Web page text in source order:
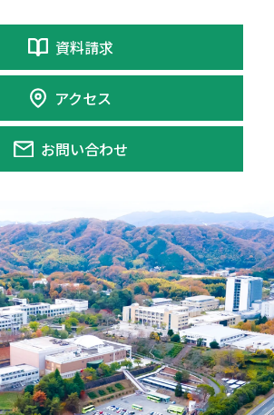
資料請求
アクセス
お問い合わせ